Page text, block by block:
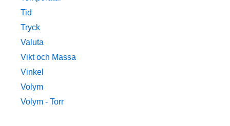
Tid
Tryck
Valuta
Vikt och Massa
Vinkel
Volym
Volym - Torr